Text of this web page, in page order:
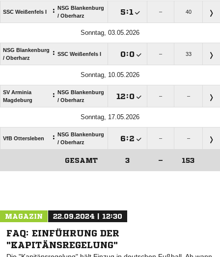
SSC Weißenfels I : NSG Blankenburg
/​ Oberharz
: – 40
Sonntag, 03.05.2026
NSG Blankenburg
/​ Oberharz
: SSC Weißenfels I : – 33
Sonntag, 10.05.2026
SV Arminia
Magdeburg
: NSG Blankenburg
/​ Oberharz
: – –
Sonntag, 17.05.2026
VfB Ottersleben : NSG Blankenburg
/​ Oberharz
: – –
GESAMT 3 – 153
MAGAZIN 22.09.2024 | 12:30
FAQ: EINFÜHRUNG DER
"KAPITÄNSREGELUNG"